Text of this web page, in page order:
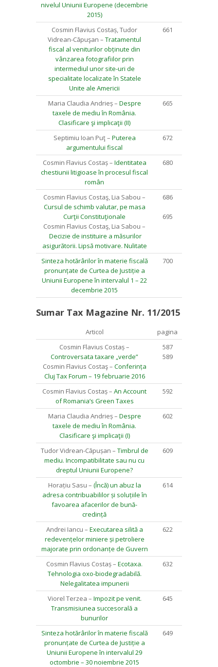
nivelul Uniunii Europene (decembrie
2015)
Cosmin Flavius Costaș, Tudor
Vidrean-Căpuşan – Tratamentul
fiscal al veniturilor obținute din
vânzarea fotografiilor prin
intermediul unor site-uri de
specialitate localizate în Statele
Unite ale Americii
661
Maria Claudia Andrieș – Despre
taxele de mediu în România.
Clasificare şi implicaţii (II)
665
Septimiu Ioan Puţ – Puterea
argumentului fiscal
672
Cosmin Flavius Costaș – Identitatea
chestiunii litigioase în procesul fiscal
român
680
Cosmin Flavius Costaş, Lia Sabou –
Cursul de schimb valutar, pe masa
Curţii Constituţionale
Cosmin Flavius Costaş, Lia Sabou –
Decizie de instituire a măsurilor
asigurătorii. Lipsă motivare. Nulitate
686
695
Sinteza hotărârilor în materie fiscală
pronunțate de Curtea de Justiție a
Uniunii Europene în intervalul 1 – 22
decembrie 2015
700
Sumar Tax Magazine Nr. 11/2015
Articol
pagina
Cosmin Flavius Costaș –
Controversata taxare „verde”
Cosmin Flavius Costaş – Conferința
Cluj Tax Forum – 19 februarie 2016
587
589
Cosmin Flavius Costaș – An Account
of Romania’s Green Taxes
592
Maria Claudia Andrieș – Despre
taxele de mediu în România.
Clasificare şi implicaţii (I)
602
Tudor Vidrean-Căpușan – Timbrul de
mediu. Incompatibilitate sau nu cu
dreptul Uniunii Europene?
609
Horațiu Sasu – (Încă) un abuz la
adresa contribuabililor și soluțiile în
favoarea afacerilor de bună-
credință
614
Andrei Iancu – Executarea silită a
redevențelor miniere și petroliere
majorate prin ordonanțe de Guvern
622
Cosmin Flavius Costaș – Ecotaxa.
Tehnologia oxo-biodegradabilă.
Nelegalitatea impunerii
632
Viorel Terzea – Impozit pe venit.
Transmisiunea succesorală a
bunurilor
645
Sinteza hotărârilor în materie fiscală
pronunțate de Curtea de Justiție a
Uniunii Europene în intervalul 29
octombrie – 30 noiembrie 2015
649